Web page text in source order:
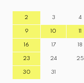
2 3 4
9 10 11
16 17 18
23 24 25
30 31